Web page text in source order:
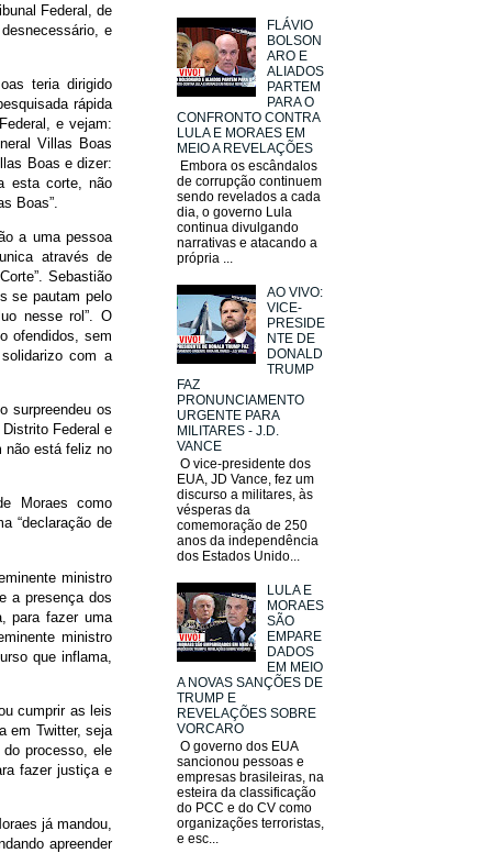
Federal, de
e
teria dirigido
rápida
e vejam:
Villas Boas
Boas e dizer:
esta corte, não
Boas”.
a uma pessoa
através de
Sebastião
se pautam pelo
nesse rol”. O
ofendidos, sem
com a
surpreendeu os
Federal e
não está feliz no
Moraes como
“declaração de
ministro
a presença dos
para fazer uma
ministro
que inflama,
cumprir as leis
em Twitter, seja
processo, ele
fazer justiça e
já mandou,
apreender
FLÁVIO
BOLSON
ARO E
ALIADOS
PARTEM
PARA O
CONFRONTO CONTRA
LULA E MORAES EM
MEIO A REVELAÇÕES
Embora os escândalos
de corrupção continuem
sendo revelados a cada
dia, o governo Lula
continua divulgando
narrativas e atacando a
própria ...
AO VIVO:
VICE-
PRESIDE
NTE DE
DONALD
TRUMP
FAZ
PRONUNCIAMENTO
URGENTE PARA
MILITARES - J.D.
VANCE
O vice-presidente dos
EUA, JD Vance, fez um
discurso a militares, às
vésperas da
comemoração de 250
anos da independência
dos Estados Unido...
LULA E
MORAES
SÃO
EMPARE
DADOS
EM MEIO
A NOVAS SANÇÕES DE
TRUMP E
REVELAÇÕES SOBRE
VORCARO
O governo dos EUA
sancionou pessoas e
empresas brasileiras, na
esteira da classificação
do PCC e do CV como
organizações terroristas,
e esc...